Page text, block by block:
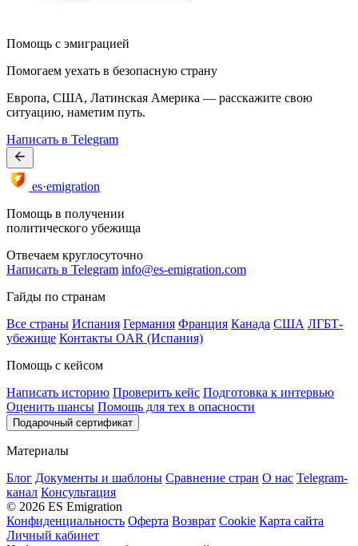
Помощь с эмиграцией
Помогаем уехать в безопасную страну
Европа, США, Латинская Америка — расскажите свою
ситуацию, наметим путь.
Написать в Telegram
es·emigration
Помощь в получении
политического убежища
Отвечаем круглосуточно
Написать в Telegram info@es-emigration.com
Гайды по странам
Все страны Испания Германия Франция Канада США ЛГБТ-
убежище Контакты OAR (Испания)
Помощь с кейсом
Написать историю Проверить кейс Подготовка к интервью
Оценить шансы Помощь для тех в опасности
Подарочный сертификат
Материалы
Блог Документы и шаблоны Сравнение стран О нас Telegram-
канал Консультация
© 2026 ES Emigration
Конфиденциальность Оферта Возврат Cookie Карта сайта
Личный кабинет